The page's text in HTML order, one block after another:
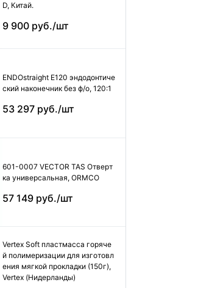
D, Китай.
9 900 руб./шт
ENDOstraight E120 эндодонтиче
ский наконечник без ф/о, 120:1
53 297 руб./шт
601-0007 VECTOR TAS Отверт
ка универсальная, ORMCO
57 149 руб./шт
Vertex Soft пластмасса горяче
й полимеризации для изготовл
ения мягкой прокладки (150г),
Vertex (Нидерланды)